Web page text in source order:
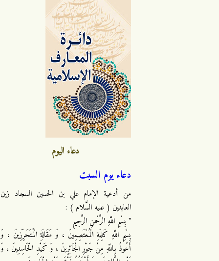
دعاء اليوم
دعاء يوم السبت
من أدعية الإمام علي بن الحسين السجاد زين
العابدين ( عليه السَّلام ) :
" بِسْمِ اللَّهِ الرَّحْمنِ الرَّحِيمِ
بِسْمِ اللَّهِ كَلِمَةِ الْمُعْتَصِمِينَ ، وَ مَقَالَةِ الْمُتَحَرِّزِينَ ، وَ
أَعُوذُ بِاللَّهِ مِنْ جَوْرِ الْجَائِرِينَ ، وَ كَيْدِ الْحَاسِدِينَ ، وَ